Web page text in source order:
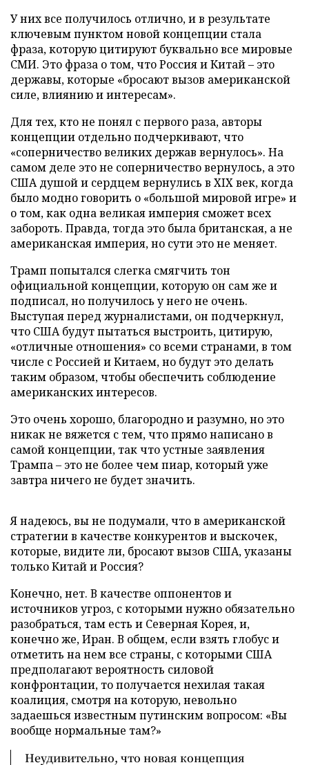
У них все получилось отлично, и в результате
ключевым пунктом новой концепции стала
фраза, которую цитируют буквально все мировые
СМИ. Это фраза о том, что Россия и Китай – это
державы, которые «бросают вызов американской
силе, влиянию и интересам».
Для тех, кто не понял с первого раза, авторы
концепции отдельно подчеркивают, что
«соперничество великих держав вернулось». На
самом деле это не соперничество вернулось, а это
США душой и сердцем вернулись в XIX век, когда
было модно говорить о «большой мировой игре» и
о том, как одна великая империя сможет всех
забороть. Правда, тогда это была британская, а не
американская империя, но сути это не меняет.
Трамп попытался слегка смягчить тон
официальной концепции, которую он сам же и
подписал, но получилось у него не очень.
Выступая перед журналистами, он подчеркнул,
что США будут пытаться выстроить, цитирую,
«отличные отношения» со всеми странами, в том
числе с Россией и Китаем, но будут это делать
таким образом, чтобы обеспечить соблюдение
американских интересов.
Это очень хорошо, благородно и разумно, но это
никак не вяжется с тем, что прямо написано в
самой концепции, так что устные заявления
Трампа – это не более чем пиар, который уже
завтра ничего не будет значить.
Я надеюсь, вы не подумали, что в американской
стратегии в качестве конкурентов и выскочек,
которые, видите ли, бросают вызов США, указаны
только Китай и Россия?
Конечно, нет. В качестве оппонентов и
источников угроз, с которыми нужно обязательно
разобраться, там есть и Северная Корея, и,
конечно же, Иран. В общем, если взять глобус и
отметить на нем все страны, с которыми США
предполагают вероятность силовой
конфронтации, то получается нехилая такая
коалиция, смотря на которую, невольно
задаешься известным путинским вопросом: «Вы
вообще нормальные там?»
Неудивительно, что новая концепция